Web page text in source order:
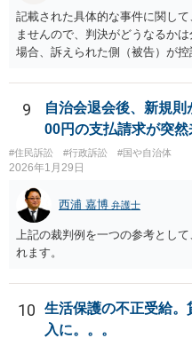
記載された具体的な事件に関し
ませんので、判決がどうなるか
場合、訴えられた側（被告）が
はできます。 実際に被告に資産
れたとしても、回収はできません
9
自治会退会後、新規
00円の支払請求が突然
#住民訴訟 #行政訴訟 #国や自治体
2026年1月29日
西浦 嘉博 弁護士
上記の裁判例を一つの参考とし
れます。
10
生活保護の不正受給。
入に。。。